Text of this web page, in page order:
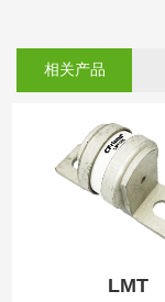
相关产品
LMT